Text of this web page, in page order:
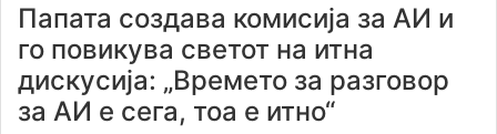
Папата создава комисија за АИ и
го повикува светот на итна
дискусија: „Времето за разговор
за АИ е сега, тоа е итно“